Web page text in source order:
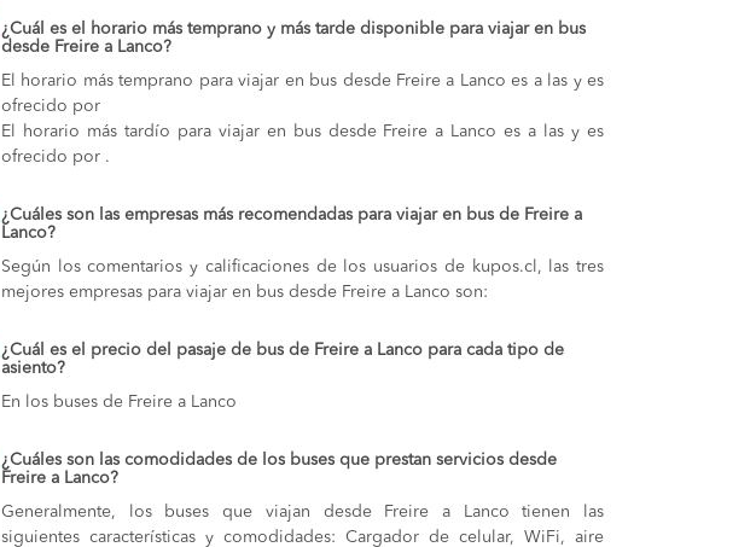
¿Cuál es el horario más temprano y más tarde disponible para viajar en bus
desde Freire a Lanco?
El horario más temprano para viajar en bus desde Freire a Lanco es a las y es
ofrecido por
El horario más tardío para viajar en bus desde Freire a Lanco es a las y es
ofrecido por .
¿Cuáles son las empresas más recomendadas para viajar en bus de Freire a
Lanco?
Según los comentarios y calificaciones de los usuarios de kupos.cl, las tres
mejores empresas para viajar en bus desde Freire a Lanco son:
¿Cuál es el precio del pasaje de bus de Freire a Lanco para cada tipo de
asiento?
En los buses de Freire a Lanco
¿Cuáles son las comodidades de los buses que prestan servicios desde
Freire a Lanco?
Generalmente, los buses que viajan desde Freire a Lanco tienen las
siguientes características y comodidades: Cargador de celular, WiFi, aire